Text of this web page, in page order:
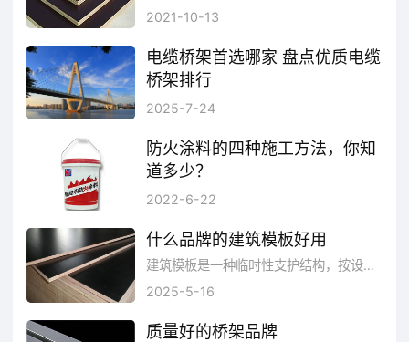
2021-10-13
电缆桥架首选哪家 盘点优质电缆
桥架排行
2025-7-24
防火涂料的四种施工方法，你知
道多少？
2022-6-22
什么品牌的建筑模板好用
建筑模板是一种临时性支护结构，按设计要求制作，使混凝土结构、构件按规定的位置、几何尺寸成形，保持其正确位置，并承受建筑模板自重及作用在其上的外部荷载。进行模板工程的目的，是保证混凝土工程质量与施工安全、加快施工进度和降低工程成本。
2025-5-16
质量好的桥架品牌